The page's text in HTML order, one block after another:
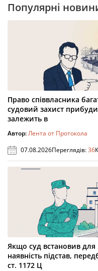
Популярні
Право співвласника
судовий захист
залежить в
Автор:Лента от Протокола
07.08.2026Переглядів:36
Якщо суд встановив
наявність підстав,
ст. 1172 Ц